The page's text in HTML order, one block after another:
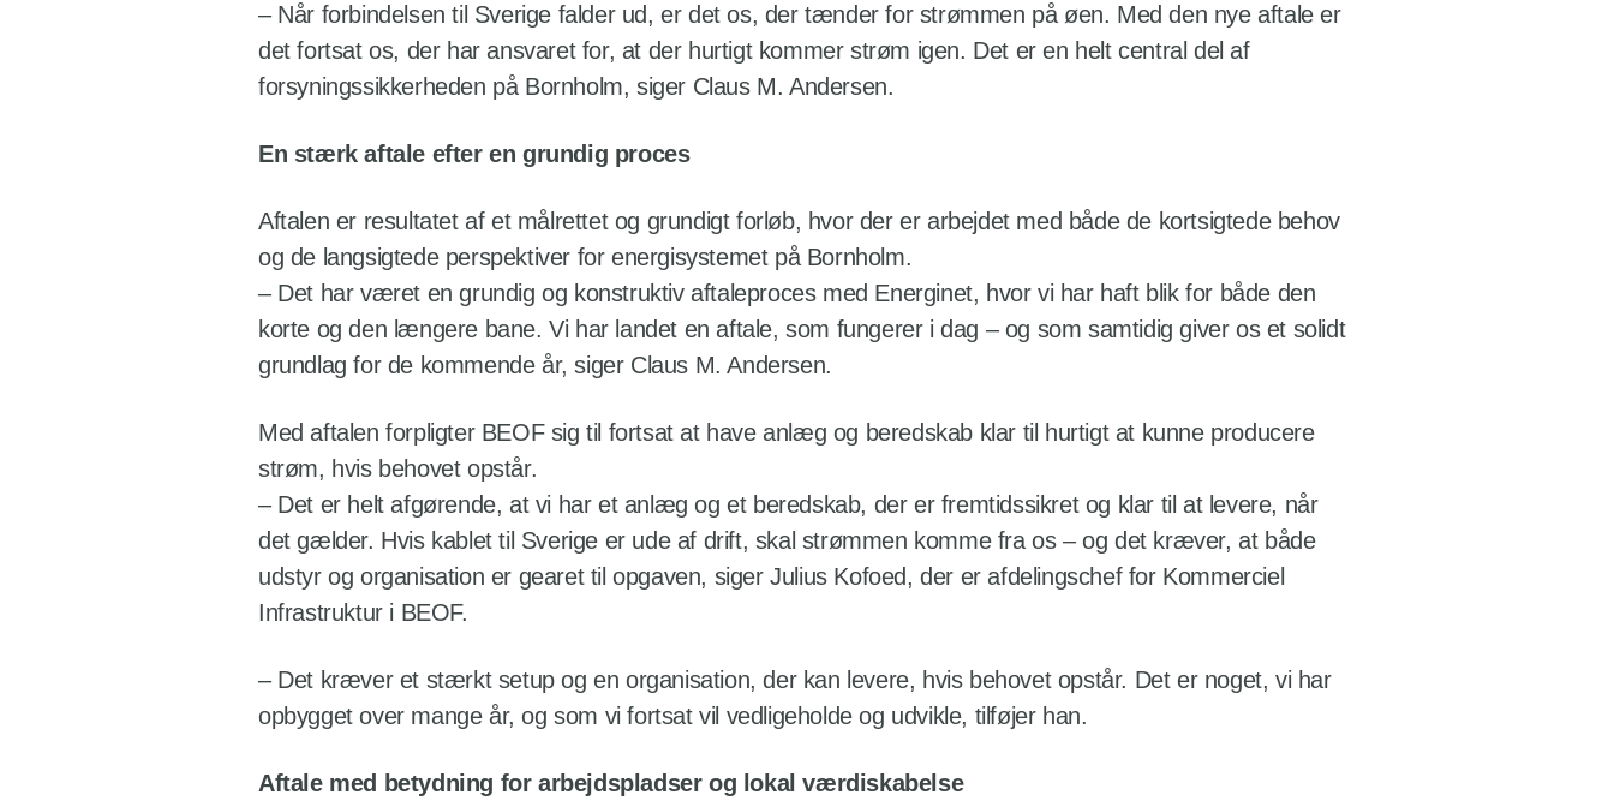
– Når forbindelsen til Sverige falder ud, er det os, der tænder for strømmen på øen. Med den nye aftale er
det fortsat os, der har ansvaret for, at der hurtigt kommer strøm igen. Det er en helt central del af
forsyningssikkerheden på Bornholm, siger Claus M. Andersen.
En stærk aftale efter en grundig proces
Aftalen er resultatet af et målrettet og grundigt forløb, hvor der er arbejdet med både de kortsigtede behov
og de langsigtede perspektiver for energisystemet på Bornholm.
– Det har været en grundig og konstruktiv aftaleproces med Energinet, hvor vi har haft blik for både den
korte og den længere bane. Vi har landet en aftale, som fungerer i dag – og som samtidig giver os et solidt
grundlag for de kommende år, siger Claus M. Andersen.
Med aftalen forpligter BEOF sig til fortsat at have anlæg og beredskab klar til hurtigt at kunne producere
strøm, hvis behovet opstår.
– Det er helt afgørende, at vi har et anlæg og et beredskab, der er fremtidssikret og klar til at levere, når
det gælder. Hvis kablet til Sverige er ude af drift, skal strømmen komme fra os – og det kræver, at både
udstyr og organisation er gearet til opgaven, siger Julius Kofoed, der er afdelingschef for Kommerciel
Infrastruktur i BEOF.
– Det kræver et stærkt setup og en organisation, der kan levere, hvis behovet opstår. Det er noget, vi har
opbygget over mange år, og som vi fortsat vil vedligeholde og udvikle, tilføjer han.
Aftale med betydning for arbejdspladser og lokal værdiskabelse